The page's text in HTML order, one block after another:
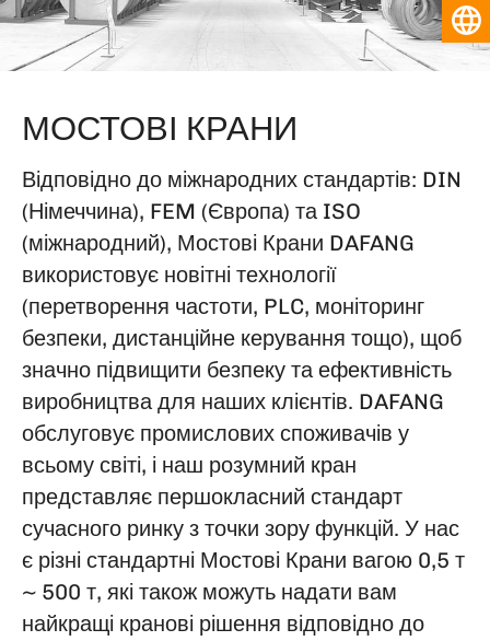
МОСТОВІ КРАНИ
Відповідно до міжнародних стандартів: DIN
(Німеччина), FEM (Європа) та ISO
(міжнародний), Мостові Крани DAFANG
використовує новітні технології
(перетворення частоти, PLC, моніторинг
безпеки, дистанційне керування тощо), щоб
значно підвищити безпеку та ефективність
виробництва для наших клієнтів. DAFANG
обслуговує промислових споживачів у
всьому світі, і наш розумний кран
представляє першокласний стандарт
сучасного ринку з точки зору функцій. У нас
є різні стандартні Мостові Крани вагою 0,5 т
~ 500 т, які також можуть надати вам
найкращі кранові рішення відповідно до